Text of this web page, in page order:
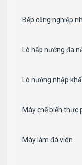
Bếp công nghiệp
Lò hấp nướng đa
Lò nướng nhập
Máy chế biến thực
Máy làm đá viên